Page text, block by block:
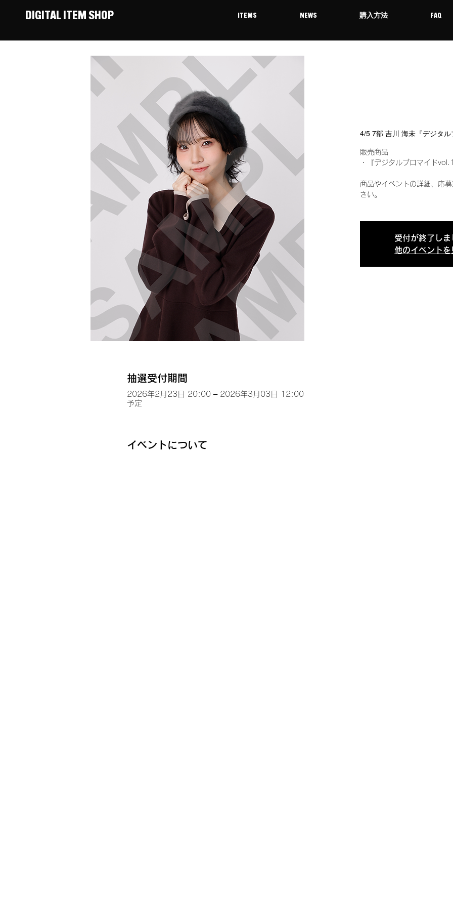
DIGITAL ITEM SHOP ITEMS NEWS 購入方法 FAQ
4/5 7部 吉川 海未『デジタ
販売商品
・『デジタルブロマイド
商品やイベントの詳細、応
さい。
受付が終了しま
他のイベントを
抽選受付期間
2026年2月23日 20:00 – 2026年3月03日 12:00
予定
イベントについて